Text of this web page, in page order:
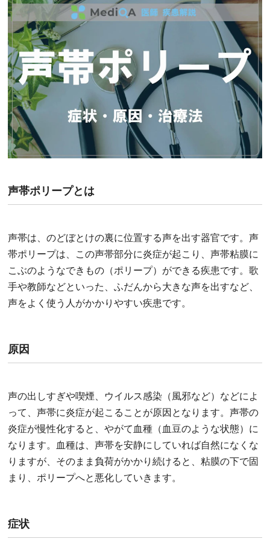
声帯ポリープとは
声帯は、のどぼとけの裏に位置する声を出す器官です。声
帯ポリープは、この声帯部分に炎症が起こり、声帯粘膜に
こぶのようなできもの（ポリープ）ができる疾患です。歌
手や教師などといった、ふだんから大きな声を出すなど、
声をよく使う人がかかりやすい疾患です。
原因
声の出しすぎや喫煙、ウイルス感染（風邪など）などによ
って、声帯に炎症が起こることが原因となります。声帯の
炎症が慢性化すると、やがて血種（血豆のような状態）に
なります。血種は、声帯を安静にしていれば自然になくな
りますが、そのまま負荷がかかり続けると、粘膜の下で固
まり、ポリープへと悪化していきます。
症状